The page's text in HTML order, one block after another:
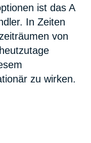
ist das A
In Zeiten
von
zu wirken.